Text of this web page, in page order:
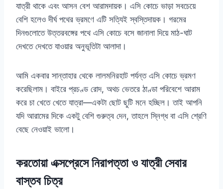
যাত্রী থাকে এবং আসন বেশ আরামদায়ক। এসি কোচে ভাড়া সবচেয়ে
বেশি হলেও দীর্ঘ পথের ভ্রমণে এটি সত্যিই স্বস্তিদায়ক। গরমের
দিনগুলোতে উত্তরবঙ্গের পথে এসি কোচে বসে জানালা দিয়ে মাঠ-ঘাট
দেখতে দেখতে যাওয়ার অনুভূতিটা আলাদা।
আমি একবার সান্তাহার থেকে লালমনিরহাট পর্যন্ত এসি কোচে ভ্রমণ
করেছিলাম। বাইরে প্রচণ্ড রোদ, অথচ ভেতরে ঠাণ্ডা পরিবেশে আরাম
করে চা খেতে খেতে যাত্রা—একটা ছোট ছুটি মনে হচ্ছিল। তাই আপনি
যদি আরামের দিকে একটু বেশি গুরুত্ব দেন, তাহলে স্নিগ্ধ বা এসি শ্রেণি
বেছে নেওয়াই ভালো।
করতোয়া এক্সপ্রেসে নিরাপত্তা ও যাত্রী সেবার
বাস্তব চিত্র